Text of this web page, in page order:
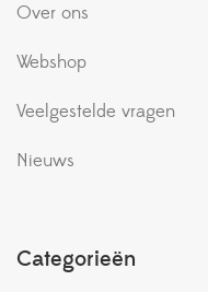
Over ons
Webshop
Veelgestelde vragen
Nieuws
Categorieën